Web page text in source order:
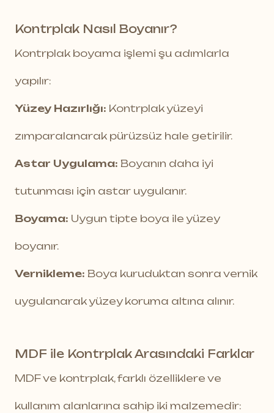
Kontrplak Nasıl Boyanır?
Kontrplak boyama işlemi şu adımlarla
yapılır:
Yüzey Hazırlığı: Kontrplak yüzeyi
zımparalanarak pürüzsüz hale getirilir.
Astar Uygulama: Boyanın daha iyi
tutunması için astar uygulanır.
Boyama: Uygun tipte boya ile yüzey
boyanır.
Vernikleme: Boya kuruduktan sonra vernik
uygulanarak yüzey koruma altına alınır.
MDF ile Kontrplak Arasındaki Farklar
MDF ve kontrplak, farklı özelliklere ve
kullanım alanlarına sahip iki malzemedir: